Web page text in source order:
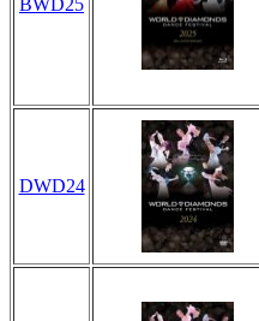
BWD25
DWD24